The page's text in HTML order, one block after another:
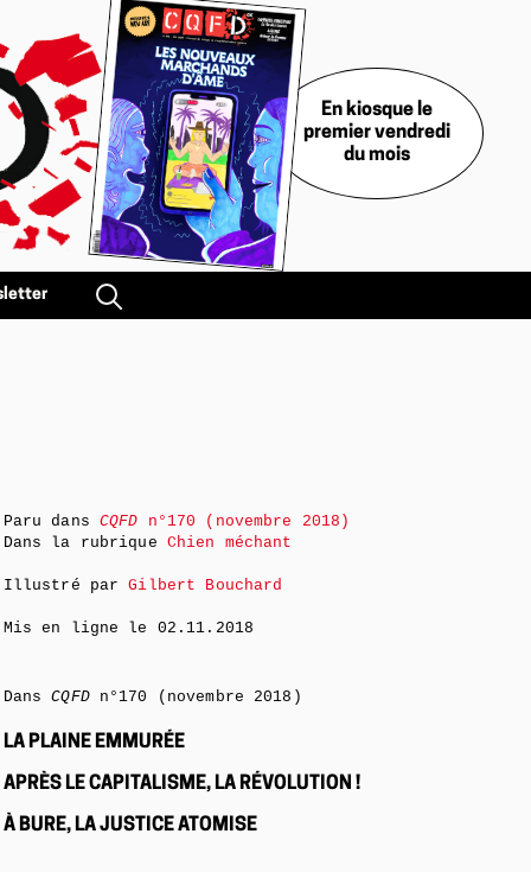
En kiosque le
premier vendredi
du mois
Paru dans CQFD n°170 (novembre 2018)
Dans la rubrique Chien méchant
Illustré parGilbert Bouchard
Mis en ligne le 02.11.2018
DansCQFDn°170 (novembre 2018)
LA PLAINE EMMURÉE
APRÈS LE CAPITALISME, LA RÉVOLUTION !
À BURE, LA JUSTICE ATOMISE